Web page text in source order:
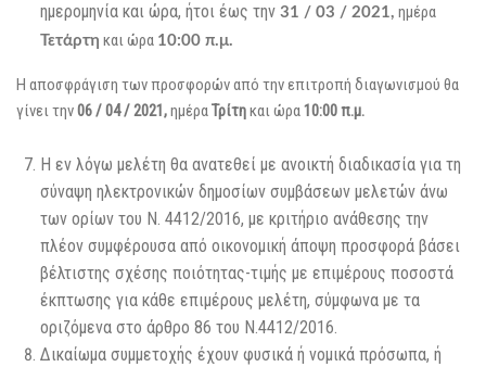
ημερομηνία και ώρα, ήτοι έως την 31 / 03 / 2021, ημέρα
Τετάρτη και ώρα 10:00 π.μ.
Η αποσφράγιση των προσφορών από την επιτροπή διαγωνισμού θα
γίνει την06 / 04 / 2021,ημέραΤρίτηκαι ώρα10:00 π.μ.
Η εν λόγω μελέτη θα ανατεθεί με ανοικτή διαδικασία για τη
σύναψη ηλεκτρονικών δημοσίων συμβάσεων μελετών άνω
των ορίων του Ν. 4412/2016, με κριτήριο ανάθεσης την
πλέον συμφέρουσα από οικονομική άποψη προσφορά βάσει
βέλτιστης σχέσης ποιότητας-τιμής με επιμέρους ποσοστά
έκπτωσης για κάθε επιμέρους μελέτη, σύμφωνα με τα
οριζόμενα στο άρθρο 86 του Ν.4412/2016.
Δικαίωμα συμμετοχής έχουν φυσικά ή νομικά πρόσωπα, ή